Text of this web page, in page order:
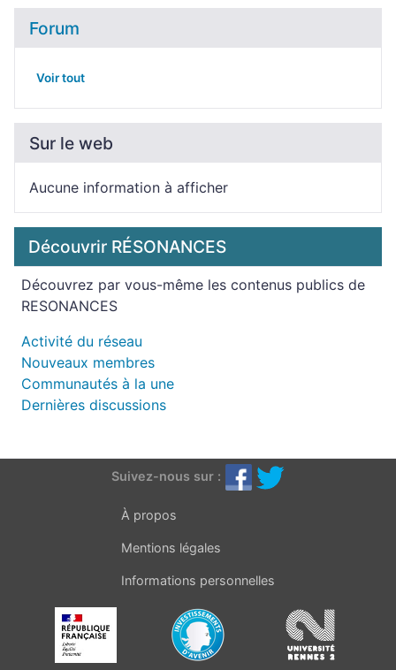
Forum
Voir tout
Sur le web
Aucune information à afficher
Découvrir RÉSONANCES
Découvrez par vous-même les contenus publics de
RESONANCES
Activité du réseau
Nouveaux membres
Communautés à la une
Dernières discussions
Suivez-nous sur :
À propos
Mentions légales
Informations personnelles